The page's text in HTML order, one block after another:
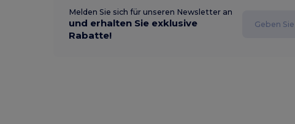
Melden Sie sich für unseren Newsletter an
und erhalten Sie exklusive
Rabatte!